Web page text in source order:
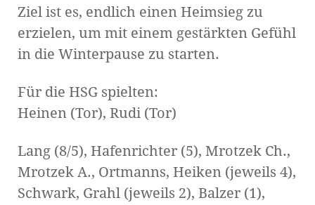
Ziel ist es, endlich einen Heimsieg zu
erzielen, um mit einem gestärkten Gefühl
in die Winterpause zu starten.
Für die HSG spielten:
Heinen (Tor), Rudi (Tor)
Lang (8/5), Hafenrichter (5), Mrotzek Ch.,
Mrotzek A., Ortmanns, Heiken (jeweils 4),
Schwark, Grahl (jeweils 2), Balzer (1),